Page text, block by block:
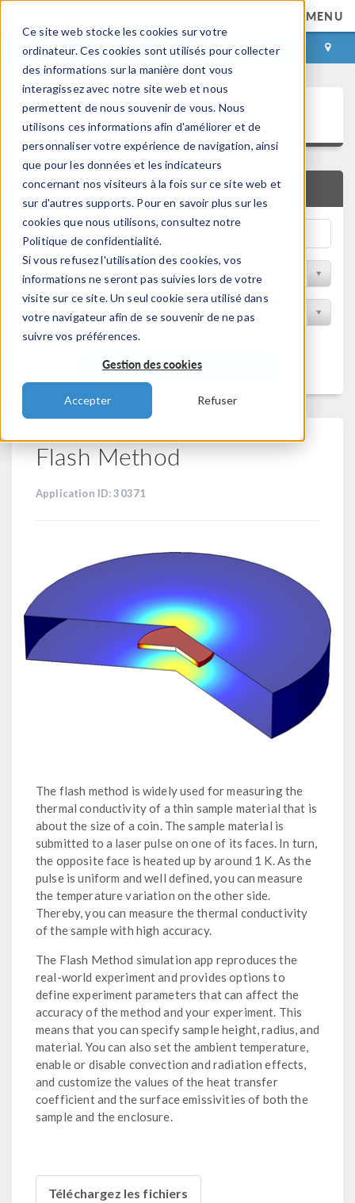
Ce site web stocke les cookies sur votre
ordinateur. Ces cookies sont utilisés pour collecter
des informations sur la manière dont vous
interagissez avec notre site web et nous
permettent de nous souvenir de vous. Nous
utilisons ces informations afin d'améliorer et de
personnaliser votre expérience de navigation, ainsi
que pour les données et les indicateurs
concernant nos visiteurs à la fois sur ce site web et
sur d'autres supports. Pour en savoir plus sur les
cookies que nous utilisons, consultez notre
Politique de confidentialité.
Si vous refusez l'utilisation des cookies, vos
informations ne seront pas suivies lors de votre
visite sur ce site. Un seul cookie sera utilisé dans
votre navigateur afin de se souvenir de ne pas
suivre vos préférences.
Gestion des cookies
Accepter Refuser
MENU
CONNEXION CONTACT
Bibliothèque d'Applications
RECHERCHE RAPIDE
Trier par Discipline
Filtrer par produit
Filtrer
Flash Method
Application ID: 30371
The flash method is widely used for measuring the
thermal conductivity of a thin sample material that is
about the size of a coin. The sample material is
submitted to a laser pulse on one of its faces. In turn,
the opposite face is heated up by around 1 K. As the
pulse is uniform and well defined, you can measure
the temperature variation on the other side.
Thereby, you can measure the thermal conductivity
of the sample with high accuracy.
The Flash Method simulation app reproduces the
real-world experiment and provides options to
define experiment parameters that can affect the
accuracy of the method and your experiment. This
means that you can specify sample height, radius, and
material. You can also set the ambient temperature,
enable or disable convection and radiation effects,
and customize the values of the heat transfer
coefficient and the surface emissivities of both the
sample and the enclosure.
Téléchargez les fichiers